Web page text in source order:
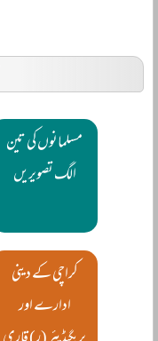
مسلمانوں کی تین
الگ تصویریں
کراچی کے دینی
ادارے اور